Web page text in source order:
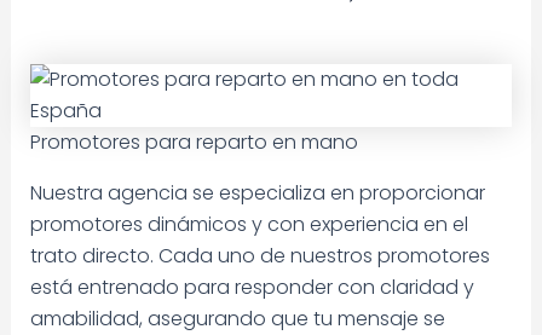
Promotores para reparto en mano
Nuestra agencia se especializa en proporcionar
promotores dinámicos y con experiencia en el
trato directo. Cada uno de nuestros promotores
está entrenado para responder con claridad y
amabilidad, asegurando que tu mensaje se